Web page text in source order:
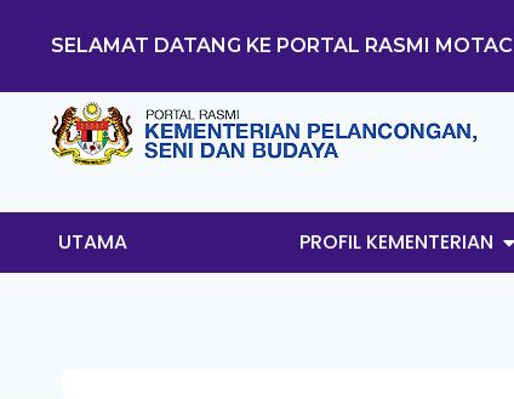
SELAMAT DATANG KE PORTAL RASMI MOTAC
UTAMA PROFIL KEMENTERIAN